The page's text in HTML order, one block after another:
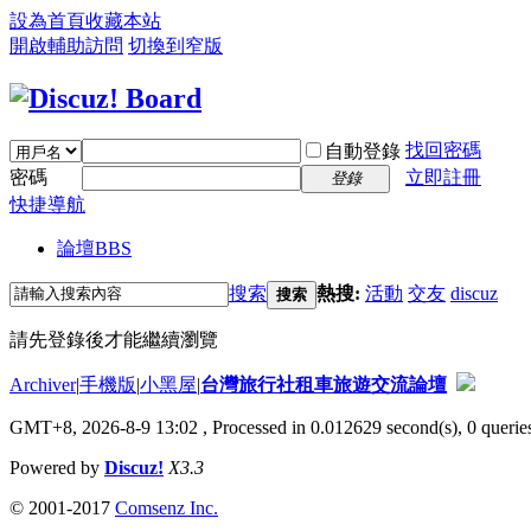
設為首頁收藏本站
開啟輔助訪問 切換到窄版
自動登錄 找回密碼
密碼
登錄
立即註冊
快捷導航
論壇BBS
搜索 搜索 熱搜: 活動 交友 discuz
請先登錄後才能繼續瀏覽
Archiver|手機版|小黑屋|台灣旅行社租車旅遊交流論壇
GMT+8, 2026-8-9 13:02 , Processed in 0.012629 second(s), 0
Powered by Discuz! X3.3
© 2001-2017 Comsenz Inc.